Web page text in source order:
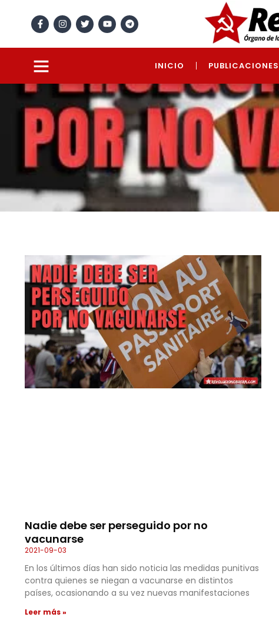
INICIO PUBLICACIONES
Nadie debe ser perseguido por no
vacunarse
2021-09-03
En los últimos días han sido noticia las medidas punitivas
contra quienes se niegan a vacunarse en distintos
países, ocasionando a su vez nuevas manifestaciones
Leer más »